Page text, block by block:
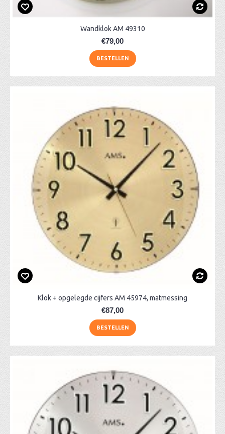
Wandklok AM 49310
€79,00
BESTELLEN
Klok + opgelegde cijfers AM 45974, matmessing
€87,00
BESTELLEN